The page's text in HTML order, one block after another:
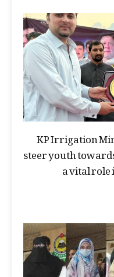
KP Irrigation
steer youth
a vital